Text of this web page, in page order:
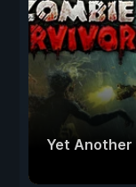
Yet Another